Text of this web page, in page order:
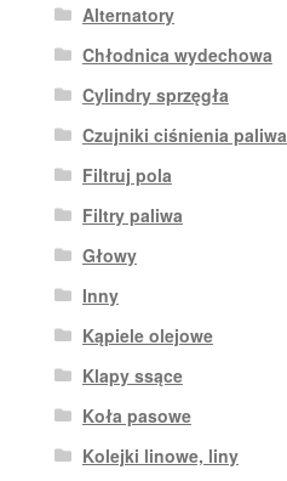
Alternatory
Chłodnica wydechowa
Cylindry sprzęgła
Czujniki ciśnienia paliwa
Filtruj pola
Filtry paliwa
Głowy
Inny
Kąpiele olejowe
Klapy ssące
Koła pasowe
Kolejki linowe, liny